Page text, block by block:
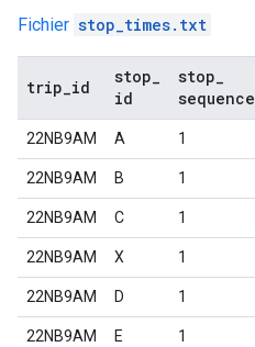
Fichier stop_times.txt
trip id
stop
id
stop
sequence
22NB9AM A 1
22NB9AM B 1
22NB9AM C 1
22NB9AM X 1
22NB9AM D 1
22NB9AM E 1